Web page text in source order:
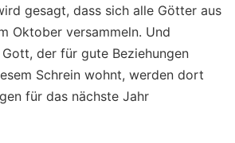
gesagt, dass sich alle Götter aus
Oktober versammeln. Und
der für gute Beziehungen
Schrein wohnt, werden dort
für das nächste Jahr